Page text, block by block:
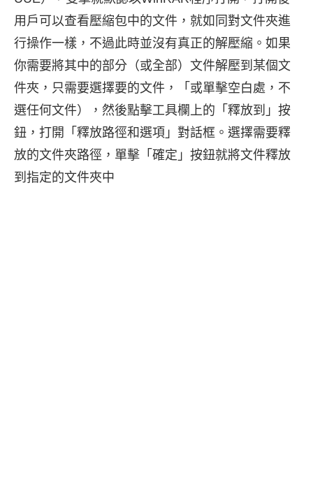
用戶可以查看壓縮包中的文件，就如同對文件夾進
行操作一樣，不過此時並沒有真正的解壓縮。如果
你需要將其中的部分（或全部）文件解壓到某個文
件夾，只需要選擇要的文件，「或單擊空白處，不
選任何文件），然後點擊工具欄上的「釋放到」按
鈕，打開「釋放路徑和選項」對話框。選擇需要釋
放的文件夾路徑，單擊「確定」按鈕就將文件釋放
到指定的文件夾中